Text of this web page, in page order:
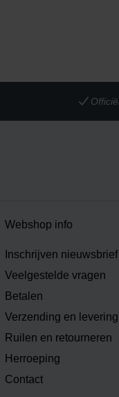
Webshop info
Inschrijven nieuwsbrief
Veelgestelde vragen
Betalen
Verzending en levering
Ruilen en retourneren
Herroeping
Contact